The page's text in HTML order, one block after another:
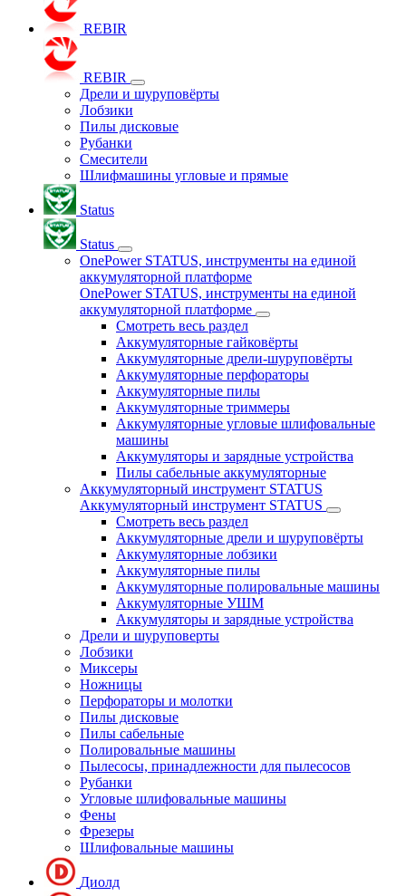
REBIR
REBIR
Дрели и шуруповёрты
Лобзики
Пилы дисковые
Рубанки
Смесители
Шлифмашины угловые и прямые
Status
Status
OnePower STATUS, инструменты на единой
аккумуляторной платформе
OnePower STATUS, инструменты на единой
аккумуляторной платформе
Смотреть весь раздел
Аккумуляторные гайковёрты
Аккумуляторные дрели-шуруповёрты
Аккумуляторные перфораторы
Аккумуляторные пилы
Аккумуляторные триммеры
Аккумуляторные угловые шлифовальные
машины
Аккумуляторы и зарядные устройства
Пилы сабельные аккумуляторные
Аккумуляторный инструмент STATUS
Аккумуляторный инструмент STATUS
Смотреть весь раздел
Аккумуляторные дрели и шуруповёрты
Аккумуляторные лобзики
Аккумуляторные пилы
Аккумуляторные полировальные машины
Аккумуляторные УШМ
Аккумуляторы и зарядные устройства
Дрели и шуруповерты
Лобзики
Миксеры
Ножницы
Перфораторы и молотки
Пилы дисковые
Пилы сабельные
Полировальные машины
Пылесосы, принадлежности для пылесосов
Рубанки
Угловые шлифовальные машины
Фены
Фрезеры
Шлифовальные машины
Диолд